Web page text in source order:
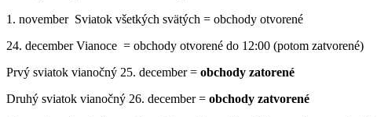
1. november Sviatok všetkých svätých = obchody otvorené
24. december Vianoce = obchody otvorené do 12:00 (potom zatvorené)
Prvý sviatok vianočný 25. december = obchody zatorené
Druhý sviatok vianočný 26. december = obchody zatvorené